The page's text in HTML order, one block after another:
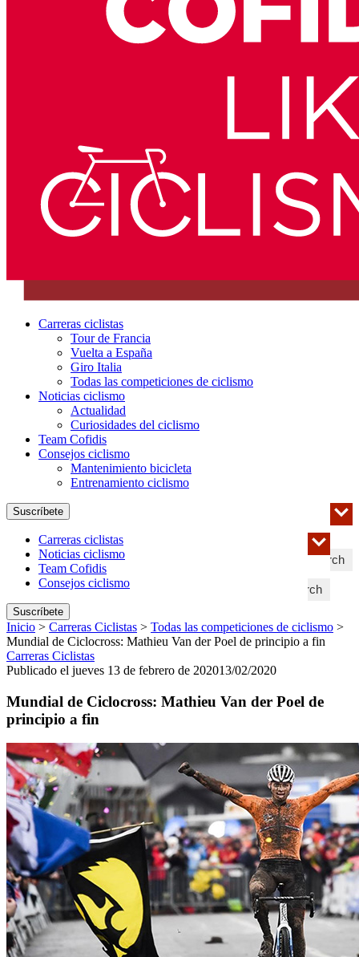
Carreras ciclistas
Tour de Francia
Vuelta a España
Giro Italia
Todas las competiciones de ciclismo
Noticias ciclismo
Actualidad
Curiosidades del ciclismo
Team Cofidis
Consejos ciclismo
Mantenimiento bicicleta
Entrenamiento ciclismo
Search
Suscríbete
Search
Carreras ciclistas
Noticias ciclismo
Team Cofidis
Consejos ciclismo
Suscríbete
Inicio > Carreras Ciclistas > Todas las competiciones de ciclismo >
Mundial de Ciclocross: Mathieu Van der Poel de principio a fin
Carreras Ciclistas
Publicado el jueves 13 de febrero de 202013/02/2020
Mundial de Ciclocross: Mathieu Van der Poel de
principio a fin